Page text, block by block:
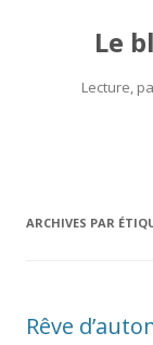
Le
Lecture,
ARCHIVES PAR
Rêve